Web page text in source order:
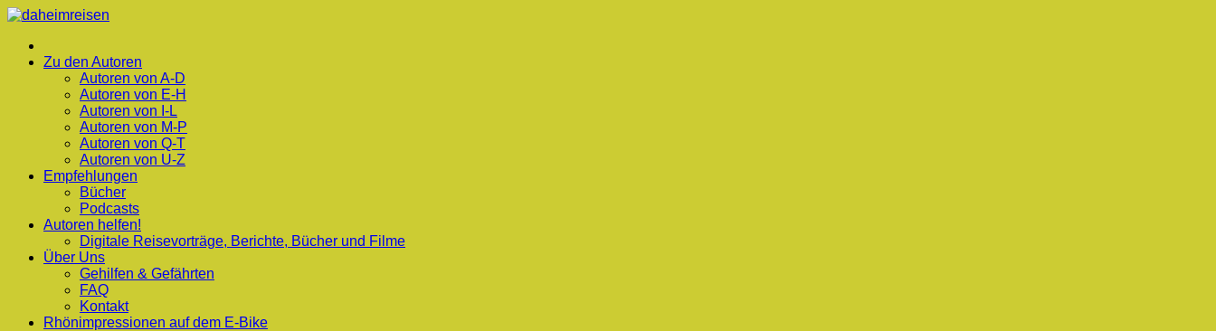
Zum
springen
Zu den Autoren
Autoren von A-D
Autoren von E-H
Autoren von I-L
Autoren von M-P
Autoren von Q-T
Autoren von U-Z
Empfehlungen
Bücher
Podcasts
Autoren helfen!
Digitale Reisevorträge, Berichte, Bücher und Filme
Über Uns
Gehilfen & Gefährten
FAQ
Kontakt
Rhönimpressionen auf dem E-Bike